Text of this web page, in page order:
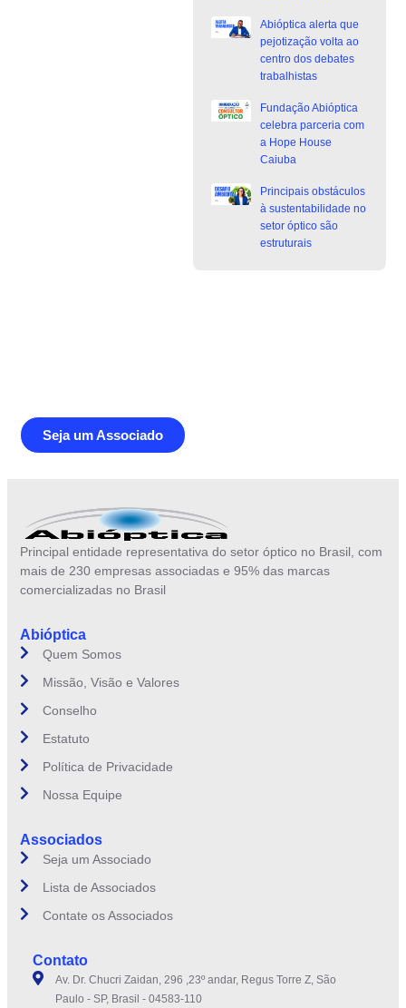
Abióptica alerta que
pejotização volta ao
centro dos debates
trabalhistas
Fundação Abióptica
celebra parceria com
a Hope House
Caiuba
Principais obstáculos
à sustentabilidade no
setor óptico são
estruturais
Seja um Associado
Principal entidade representativa do setor óptico no Brasil, com
mais de 230 empresas associadas e 95% das marcas
comercializadas no Brasil
Abióptica
Quem Somos
Missão, Visão e Valores
Conselho
Estatuto
Política de Privacidade
Nossa Equipe
Associados
Seja um Associado
Lista de Associados
Contate os Associados
Contato
Av. Dr. Chucri Zaidan, 296 ,23º andar, Regus Torre Z, São
Paulo - SP, Brasil - 04583-110